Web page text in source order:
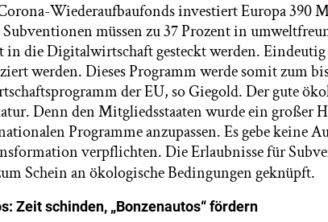
Wiederaufbaufonds investiert Europa 390
müssen zu 37 Prozent in
in die Digitalwirtschaft gesteckt werden.
werden. Dieses Programm werde somit zum
der EU, so Giegold. Der gute
Denn den Mitgliedsstaaten wurde ein großer
Programme anzupassen. Es gebe keine
verpflichten. Die Erlaubnisse für
Schein an ökologische Bedingungen geknüpft.
Zeit schinden, „Bonzenautos“ fördern